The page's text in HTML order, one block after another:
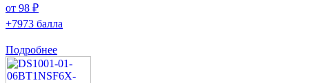
от 98 ₽
+7973 балла
Подробнее